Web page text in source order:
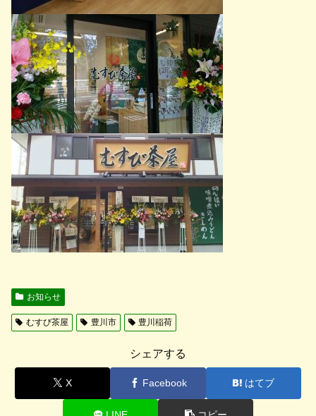
お知らせ
むすび茶屋 豊川市 豊川稲荷
シェアする
X Facebook はてブ